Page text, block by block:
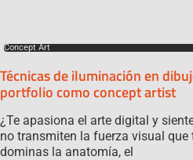
Concept Art
Técnicas de iluminación en
portfolio como concept artist
¿Te apasiona el arte digital y
no transmiten la fuerza visual que
dominas la anatomía, el